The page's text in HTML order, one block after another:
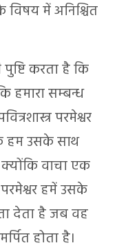
विषय में अनिश्चित
करता है कि
हमारा सम्बन्ध
परमेश्वर
हम उसके साथ
वाचा एक
हमें उसके
देता है जब वह
होता है।